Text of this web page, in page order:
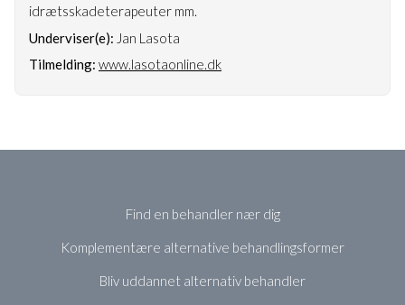
idrætsskadeterapeuter mm.
Underviser(e): Jan Lasota
Tilmelding: www.lasotaonline.dk
Find en behandler nær dig
Komplementære alternative behandlingsformer
Bliv uddannet alternativ behandler